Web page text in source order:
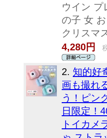
ウイン プ
の子 女
クリスマ
4,280円
2. 知的好
画も撮れ
う！ピン
日限定！
トイカメ